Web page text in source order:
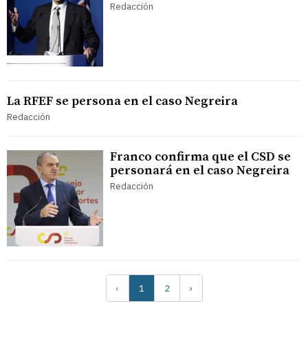
Redacción
La RFEF se persona en el caso Negreira
Redacción
Franco confirma que el CSD se
personará en el caso Negreira
Redacción
‹ 1 2 ›